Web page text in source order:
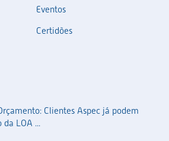
Eventos
Certidões
Clientes Aspec já podem
LOA ...